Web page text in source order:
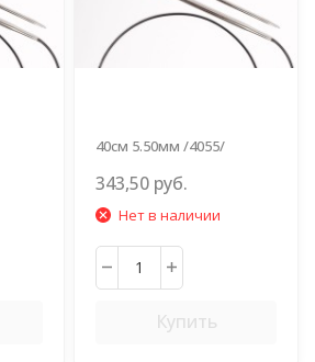
40см 5.50мм /4055/
343,50 руб.
Нет в наличии
Купить